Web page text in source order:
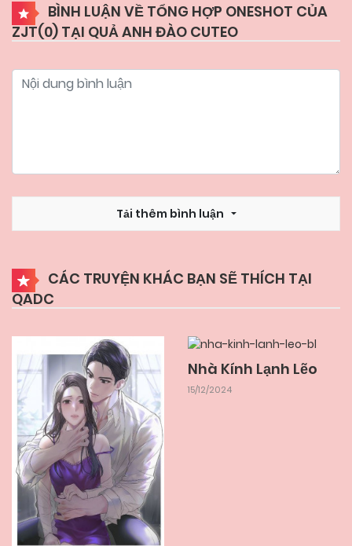
Chapter 231 10/12/2024
Chapter 230 10/12/2024
Chapter 228 10/12/2024
Chapter 226 10/12/2024
Chapter 225 10/12/2024
Chapter 224 10/12/2024
Chapter 223 10/12/2024
Chapter 222 10/12/2024
BÌNH LUẬN VỀ TỔNG HỢP ONESHOT CỦA
ZJT(0) TẠI QUẢ ANH ĐÀO CUTEO
Tải thêm bình luận
CÁC TRUYỆN KHÁC BẠN SẼ THÍCH TẠI
QADC
Nhà Kính Lạnh Lẽo
15/12/2024